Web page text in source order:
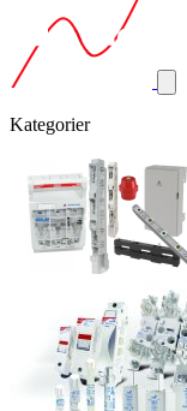
Kategorier